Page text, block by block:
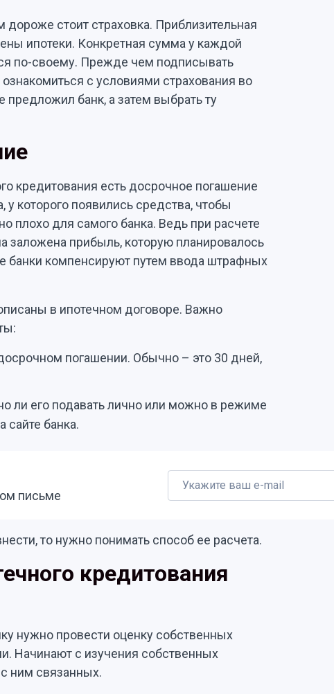
стоит страховка. Приблизительная
ипотеки. Конкретная сумма у каждой
по-своему. Прежде чем подписывать
с условиями страхования во
предложил банк, а затем выбрать ту
кредитования есть досрочное погашение
которого появились средства, чтобы
плохо для самого банка. Ведь при расчете
прибыль, которую планировалось
банки компенсируют путем ввода штрафных
в ипотечном договоре. Важно
погашении. Обычно – это 30 дней,
ли его подавать лично или можно в режиме
сайте банка.
письме
то нужно понимать способ ее расчета.
кредитования
нужно провести оценку собственных
Начинают с изучения собственных
ним связанных.